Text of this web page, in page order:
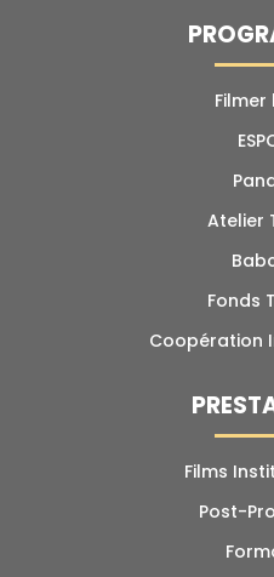
Filmer
Atelier
Fonds
Coopération
Films
Post-